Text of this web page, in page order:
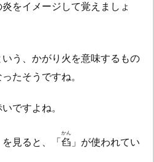
をイメージして覚えましょ
いう、かがり火を意味するもの
たそうですね。
ですよね。
を見ると、「臽
かん
」が使われてい